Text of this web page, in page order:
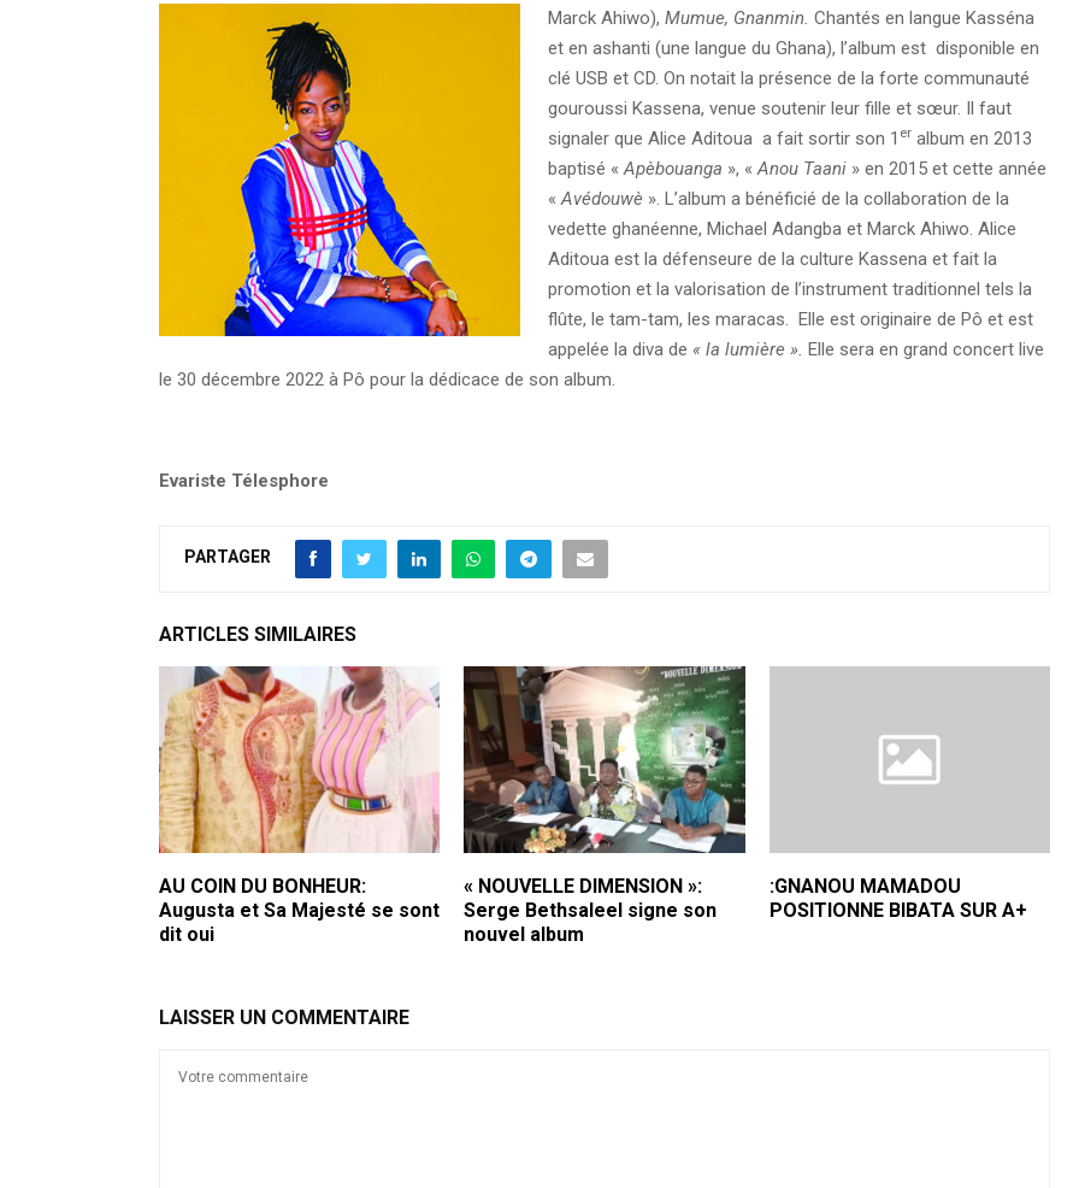
Marck Ahiwo), Mumue, Gnanmin. Chantés en langue Kasséna
et en ashanti (une langue du Ghana), l’album est disponible en
clé USB et CD. On notait la présence de la forte communauté
gouroussi Kassena, venue soutenir leur fille et sœur. Il faut
signaler que Alice Aditoua a fait sortir son 1 eralbum en 2013
baptisé « Apèbouanga », « Anou Taani» en 2015 et cette année
« Avédouwè ». L’album a bénéficié de la collaboration de la
vedette ghanéenne, Michael Adangba et Marck Ahiwo. Alice
Aditoua est la défenseure de la culture Kassena et fait la
promotion et la valorisation de l’instrument traditionnel tels la
flûte, le tam-tam, les maracas. Elle est originaire de Pô et est
appelée la diva de « la lumière ». Elle sera en grand concert live
le 30 décembre 2022 à Pô pour la dédicace de son album.
Evariste Télesphore
PARTAGER
ARTICLES SIMILAIRES
AU COIN DU BONHEUR:
Augusta et Sa Majesté se sont
dit oui
« NOUVELLE DIMENSION »:
Serge Bethsaleel signe son
nouvel album
:GNANOU MAMADOU
POSITIONNE BIBATA SUR A+
LAISSER UN COMMENTAIRE